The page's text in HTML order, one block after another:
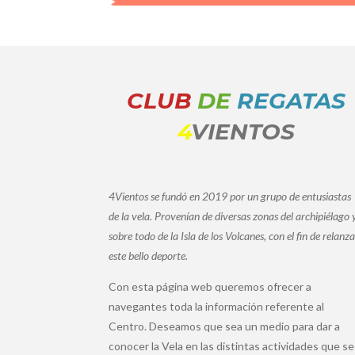
CLUB DE REGATAS
4VIENTOS
4Vientos se fundó en 2019 por un grupo de entusiastas
de la vela. Provenían de diversas zonas del archipiélago
sobre todo de la Isla de los Volcanes, con el fin de
este bello deporte.
Con esta página web queremos ofrecer a
navegantes toda la información referente al
Centro. Deseamos que sea un medio para dar a
conocer la Vela en las distintas actividades que se